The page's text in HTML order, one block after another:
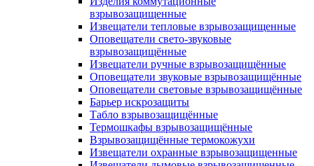
взрывозащищенные
Извещатели тепловые взрывозащищенные
Оповещатели свето-звуковые
взрывозащищённые
Извещатели ручные взрывозащищённые
Оповещатели звуковые взрывозащищённые
Оповещатели световые взрывозащищённые
Барьер искрозащиты
Табло взрывозащищённые
Термошкафы взрывозащищённые
Взрывозащищённые термокожухи
Извещатели охранные взрывозащищенные